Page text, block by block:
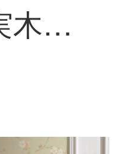
皇承（HC）欧式実木古典ブラックテレビキャビネット2.2 mリビング家具セット886実木古典ブラック如意テレビキャビネット大理石【2.2 m】